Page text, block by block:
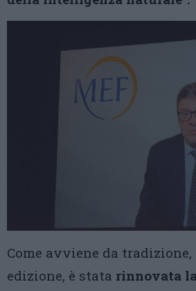
Come avviene da
edizione, è stata rinnovata